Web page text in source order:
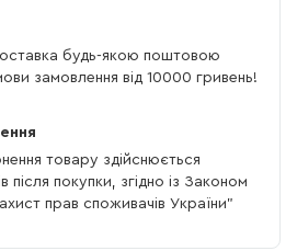
будь-якою поштовою
замовлення від 10000 гривень!
товару здійснюється
після покупки, згідно із Законом
прав споживачів України"